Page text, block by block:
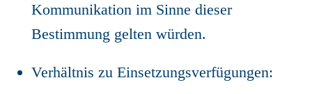
Kommunikation im Sinne dieser
Bestimmung gelten würden.
Verhältnis zu Einsetzungsverfügungen: